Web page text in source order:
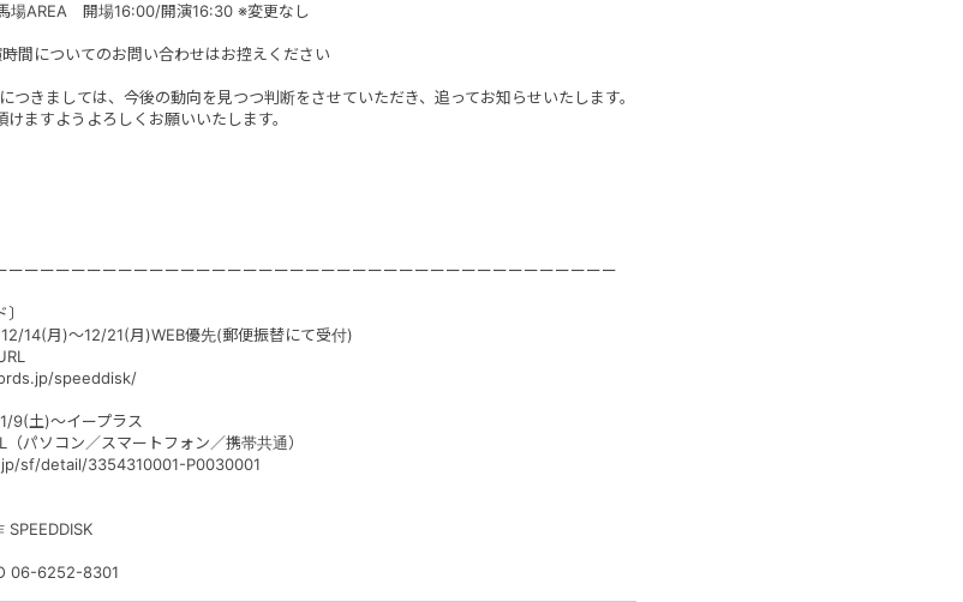
場AREA 開場16:00/開演16:30 ※変更なし
間についてのお問い合わせはお控えください
つきましては、今後の動向を見つつ判断をさせていただき、追ってお知らせいたします。
けますようよろしくお願いいたします。
ーーーーーーーーーーーーーーーーーーーーーーーーーーーーーーーーーーーーーーー
14(月)～12/21(月)WEB優先(郵便振替にて受付)
speeddisk/
9(土)～イープラス
（パソコン／スマートフォン／携帯共通）
sf/detail/3354310001-P0030001
SPEEDDISK
06-6252-8301